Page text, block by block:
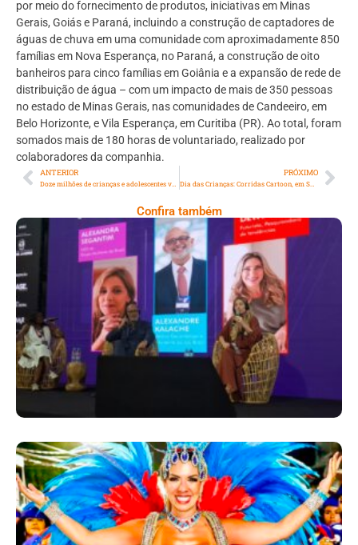
por meio do fornecimento de produtos, iniciativas em Minas
Gerais, Goiás e Paraná, incluindo a construção de captadores de
águas de chuva em uma comunidade com aproximadamente 850
famílias em Nova Esperança, no Paraná, a construção de oito
banheiros para cinco famílias em Goiânia e a expansão de rede de
distribuição de água – com um impacto de mais de 350 pessoas
no estado de Minas Gerais, nas comunidades de Candeeiro, em
Belo Horizonte, e Vila Esperança, em Curitiba (PR). Ao total, foram
somados mais de 180 horas de voluntariado, realizado por
colaboradores da companhia.
ANTERIOR
Doze milhões de crianças e adolescentes vivem sem acesso a esgoto
PRÓXIMO
Dia das Crianças: Corridas Cartoon, em São Paulo e no Rio de Janeiro, contarão com ação de reciclagem de copos plásticos utilizados pelos pequenos atletas
Confira também
Longevidade, Inclusão E Futuro Marcam
Rio Innovation Week
Dani Sant’Anna É Confirmada Como Rainha
De Bateria Da Independentes De Olaria
Para O Carnaval 2027